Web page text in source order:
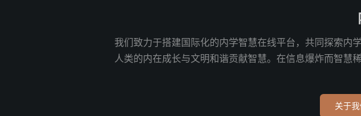
我们致力于搭建国际化的内学智慧在线平台，共同探索内
人类的内在成长与文明和谐贡献智慧。在信息爆炸而智慧
关于